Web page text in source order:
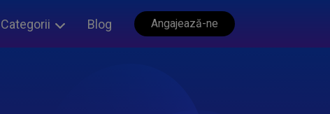
Categorii Blog Angajează-ne